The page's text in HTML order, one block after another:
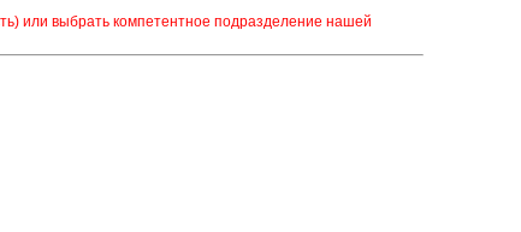
или выбрать компетентное подразделение нашей